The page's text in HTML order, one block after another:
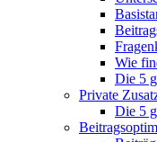
Wie
Die 5
Private
Die 5